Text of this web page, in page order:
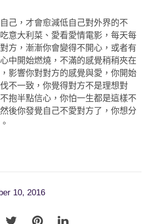
己，才會愈減低自己對外界的不
意大利菜、愛看愛情電影，每天每
方，漸漸你會變得不開心，或者有
中開始燃燒，不滿的感覺稍稍夾在
影響你對對方的感覺與愛，你開始
不一致，你覺得對方不是理想對
抱半點信心，你怕一生都是這樣不
後你發覺自己不愛對方了，你想分
10, 2016